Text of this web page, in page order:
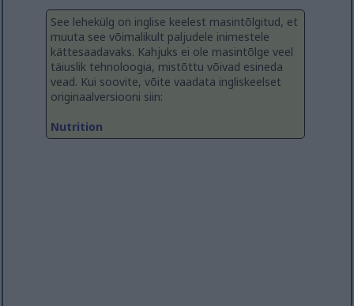
See lehekülg on inglise keelest masintõlgitud, et
muuta see võimalikult paljudele inimestele
kättesaadavaks. Kahjuks ei ole masintõlge veel
täiuslik tehnoloogia, mistõttu võivad esineda
vead. Kui soovite, võite vaadata ingliskeelset
originaalversiooni siin:
Nutrition